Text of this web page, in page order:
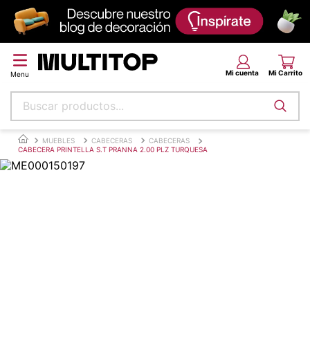
Buscar productos...
MUEBLES CABECERAS
CABECERAS
CABECERA PRINTELLA S.T PRANNA 2.00 PLZ TURQUESA
Términos más buscados
papel tapiz